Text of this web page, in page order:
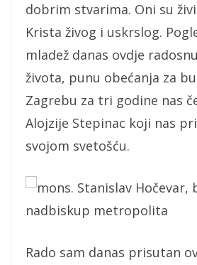
dobrim stvarima. Oni su
Krista živog i uskrslog.
mladež danas ovdje
života, punu obećanja za
Zagrebu za tri godine nas
Alojzije Stepinac koji nas
svojom svetošću.
mons. Stanislav Hočevar,
nadbiskup metropolita
Rado sam danas prisutan